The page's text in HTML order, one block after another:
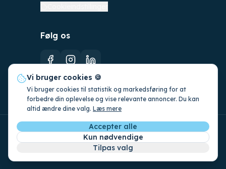
Vi bruger cookies 🍪
Vi bruger cookies til statistik og markedsføring for at
forbedre din oplevelse og vise relevante annoncer. Du kan
altid ændre dine valg. Læs mere
Accepter alle
Kun nødvendige
Tilpas valg
Følg os
©2026CleanFoss ApS. CVR: 42831649.
Alle rettigheder forbeholdes.
i Danmark af